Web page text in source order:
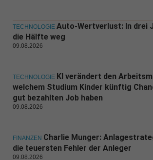
TECHNOLOGIE Auto-Wertverlust: In drei
die Hälfte weg
09.08.2026
TECHNOLOGIE KI verändert den
welchem Studium Kinder künftig
gut bezahlten Job haben
09.08.2026
FINANZEN Charlie Munger:
die teuersten Fehler der Anleger
09.08.2026